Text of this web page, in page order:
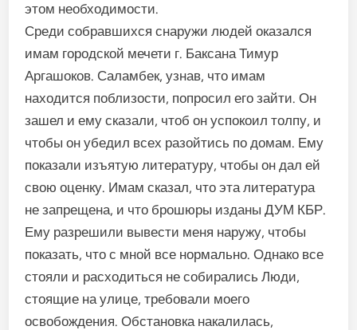
этом необходимости.
Среди собравшихся снаружи людей оказался
имам городской мечети г. Баксана Тимур
Аргашоков. Саламбек, узнав, что имам
находится поблизости, попросил его зайти. Он
зашел и ему сказали, чтоб он успокоил толпу, и
чтобы он убедил всех разойтись по домам. Ему
показали изъятую литературу, чтобы он дал ей
свою оценку. Имам сказал, что эта литература
не запрещена, и что брошюры изданы ДУМ КБР.
Ему разрешили вывести меня наружу, чтобы
показать, что с мной все нормально. Однако все
стояли и расходиться не собирались Люди,
стоящие на улице, требовали моего
освобождения. Обстановка накалилась,